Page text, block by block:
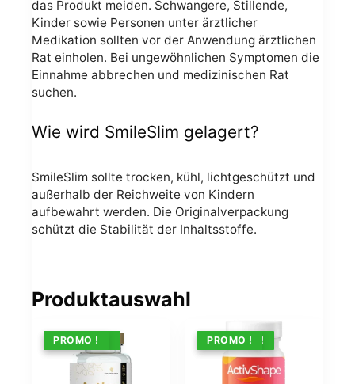
das Produkt meiden. Schwangere, Stillende,
Kinder sowie Personen unter ärztlicher
Medikation sollten vor der Anwendung ärztlichen
Rat einholen. Bei ungewöhnlichen Symptomen die
Einnahme abbrechen und medizinischen Rat
suchen.
Wie wird SmileSlim gelagert?
SmileSlim sollte trocken, kühl, lichtgeschützt und
außerhalb der Reichweite von Kindern
aufbewahrt werden. Die Originalverpackung
schützt die Stabilität der Inhaltsstoffe.
Produktauswahl
ANGEBOT !
PROMO ! ANGEBOT !
PROMO !